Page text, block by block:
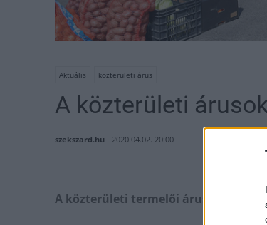
Aktuális közterületi árus
A közterületi
szekszard.hu 2020.04.02. 20:00
A közterületi termelői árusítás a